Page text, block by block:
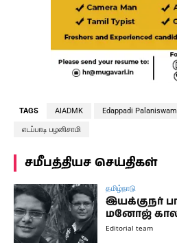
TAGS AIADMK Edappadi
எடப்பாடி பழனிசாமி
சமீபத்தியச செய்திகள்
தமிழ்நாடு
இயக்குநர்
மனோஜ்
Editorial team